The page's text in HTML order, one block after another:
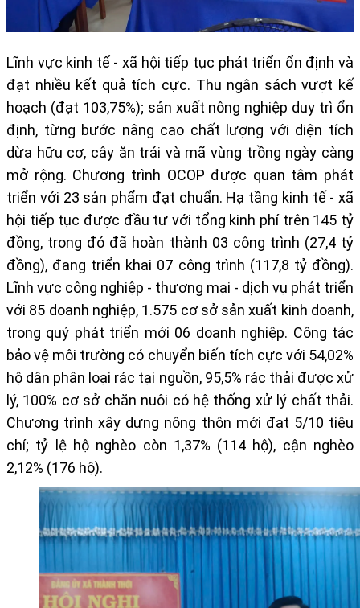
Lĩnh vực kinh tế - xã hội tiếp tục phát triển ổn định và
đạt nhiều kết quả tích cực. Thu ngân sách vượt kế
hoạch (đạt 103,75%); sản xuất nông nghiệp duy trì ổn
định, từng bước nâng cao chất lượng với diện tích
dừa hữu cơ, cây ăn trái và mã vùng trồng ngày càng
mở rộng. Chương trình OCOP được quan tâm phát
triển với 23 sản phẩm đạt chuẩn. Hạ tầng kinh tế - xã
hội tiếp tục được đầu tư với tổng kinh phí trên 145 tỷ
đồng, trong đó đã hoàn thành 03 công trình (27,4 tỷ
đồng), đang triển khai 07 công trình (117,8 tỷ đồng).
Lĩnh vực công nghiệp - thương mại - dịch vụ phát triển
với 85 doanh nghiệp, 1.575 cơ sở sản xuất kinh doanh,
trong quý phát triển mới 06 doanh nghiệp. Công tác
bảo vệ môi trường có chuyển biến tích cực với 54,02%
hộ dân phân loại rác tại nguồn, 95,5% rác thải được xử
lý, 100% cơ sở chăn nuôi có hệ thống xử lý chất thải.
Chương trình xây dựng nông thôn mới đạt 5/10 tiêu
chí; tỷ lệ hộ nghèo còn 1,37% (114 hộ), cận nghèo
2,12% (176 hộ).